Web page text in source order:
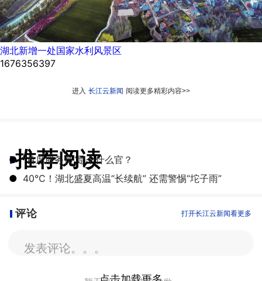
湖北新增一处国家水利风景区
1676356397
进入 长江云新闻 阅读更多精彩内容>>
推荐阅读
● “首席服务员”是个什么官？
● 40℃！湖北盛夏高温“长续航” 还需警惕“坨子雨”
评论 打开长江云新闻看更多
发表评论。。。